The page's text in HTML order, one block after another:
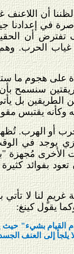
أن اللاعنف
إعدادنا جيدًا
أن
غياب الحرب.
على هجوم ما
سنسمح
الطريقين بل
وكأنه يقتبس
أو الهرب.
يوجد في
الأخرى مُجهزة
بفوائد
غريمٍ لنا لا
يقول كينغ:
بشيء" حيث
يلجأ إلى العنف